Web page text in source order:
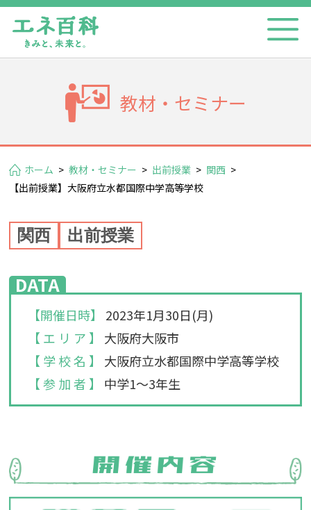
教材・セミナー
ホーム > 教材・セミナー > 出前授業 > 関西 >
【出前授業】大阪府立水都国際中学高等学校
関西 出前授業
DATA
【開催日時】
2023年1月30日(月)
【 エ リ ア 】
大阪府大阪市
【 学 校 名 】
大阪府立水都国際中学高等学校
【 参 加 者 】
中学1～3年生